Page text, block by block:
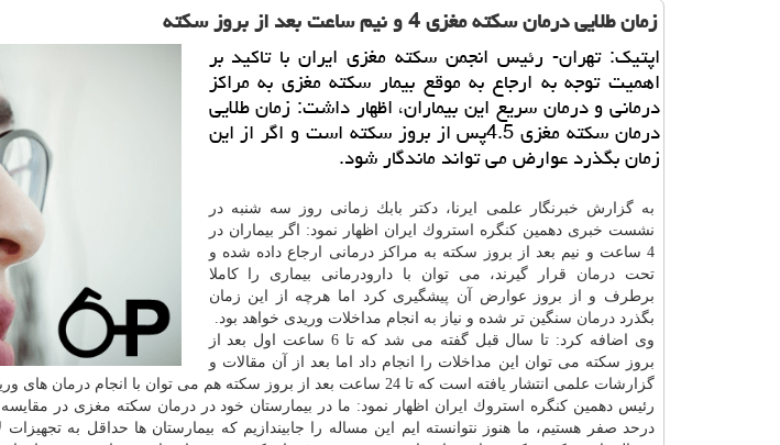
زمان طلایی درمان سكته مغزی 4 و نیم ساعت بعد از بروز سكته
اپتیك: تهران- رئیس انجمن سكته مغزی ایران با تاكید بر
اهمیت توجه به ارجاع به موقع بیمار سكته مغزی به مراكز
درمانی و درمان سریع این بیماران، اظهار داشت: زمان طلایی
درمان سكته مغزی 4.5پس از بروز سكته است و اگر از این
زمان بگذرد عوارض می تواند ماندگار شود.
به گزارش خبرنگار علمی ایرنا، دكتر بابك زمانی روز سه شنبه در
نشست خبری دهمین كنگره استروك ایران اظهار نمود: اگر بیماران در
4 ساعت و نیم بعد از بروز سكته به مراكز درمانی ارجاع داده شده و
تحت درمان قرار گیرند، می توان با دارودرمانی بیماری را كاملا
برطرف و از بروز عوارض آن پیشگیری كرد اما هرچه از این زمان
بگذرد درمان سنگین تر شده و نیاز به انجام مداخلات وریدی خواهد بود.
وی اضافه كرد: تا سال قبل گفته می شد كه تا 6 ساعت اول بعد از
بروز سكته می توان این مداخلات را انجام داد اما بعد از آن مقالات و
گزارشات علمی انتشار یافته است كه تا 24 ساعت بعد از بروز سكته هم می توان با انجام
درمان های
رئیس دهمین كنگره استروك ایران اظهار نمود: ما در بیمارستان خود دردرمان سكته مغزی در
درحد صفر هستیم، ما هنوز نتوانسته ایم این مساله را جابیندازیم كه بیمارستان ها حداقل به